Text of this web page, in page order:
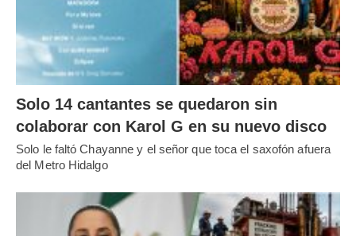
Solo 14 cantantes se quedaron sin
colaborar con Karol G en su nuevo disco
Solo le faltó Chayanne y el señor que toca el saxofón afuera
del Metro Hidalgo